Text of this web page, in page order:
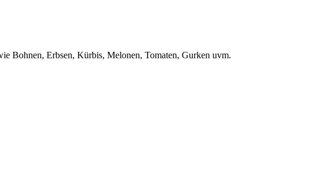
Bohnen, Erbsen, Kürbis, Melonen, Tomaten, Gurken uvm.